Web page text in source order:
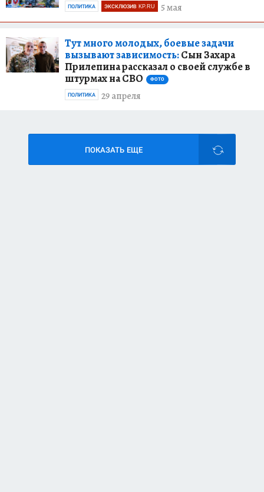
5 мая
ПОЛИТИКА ЭКСКЛЮЗИВ KP.RU
Тут много молодых, боевые задачи
вызывают зависимость:Сын Захара
Прилепина рассказал о своей службе в
штурмах на СВО
ФОТО
29 апреля
ПОЛИТИКА
ПОКАЗАТЬ ЕЩЕ